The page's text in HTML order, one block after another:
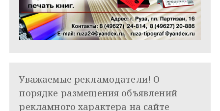
Уважаемые рекламодатели! О
порядке размещения объявлений
рекламного характера на сайте